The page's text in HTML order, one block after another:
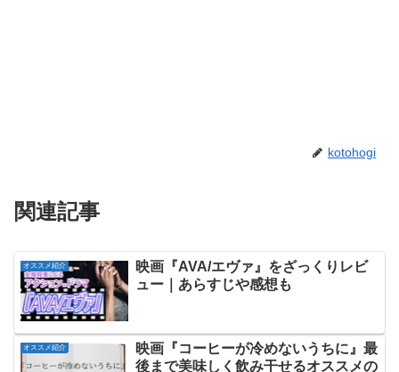
kotohogi
関連記事
オススメ紹介
映画『AVA/エヴァ』をざっくりレビ
ュー｜あらすじや感想も
オススメ紹介
映画『コーヒーが冷めないうちに』最
後まで美味しく飲み干せるオススメの